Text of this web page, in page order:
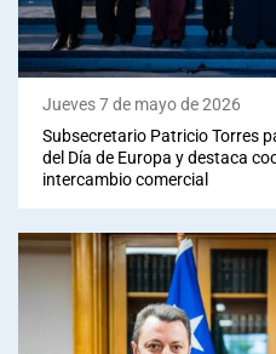
Jueves 7 de mayo de 2026
Subsecretario Patricio Torres
del Día de Europa y destaca
intercambio comercial